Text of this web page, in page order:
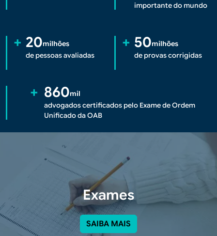
importante do mundo
+ 20milhões
de pessoas avaliadas
+ 50milhões
de provas corrigidas
+ 860mil
advogados certificados pelo Exame de Ordem
Unificado da OAB
Exames
SAIBA MAIS